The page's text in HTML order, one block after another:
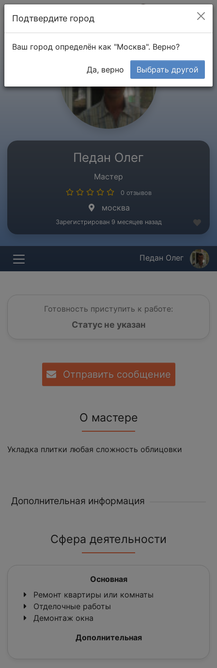
Педан Олег
Мастер
0 отзывов
москва
Зарегистрирован 9 месяцев назад
Педан Олег
Готовность приступить к работе:
Статус не указан
Отправить сообщение
О мастере
Укладка плитки любая сложность облицовки
Дополнительная информация
Сфера деятельности
Основная
Ремонт квартиры или комнаты
Отделочные работы
Демонтаж окна
Дополнительная
Подтвердите город
Ваш город определён как "Москва". Верно?
Да, верно Выбрать другой